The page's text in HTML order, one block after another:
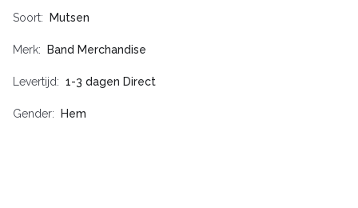
Soort Mutsen
Merk Band Merchandise
Levertijd 1-3 dagen Direct
Gender Hem